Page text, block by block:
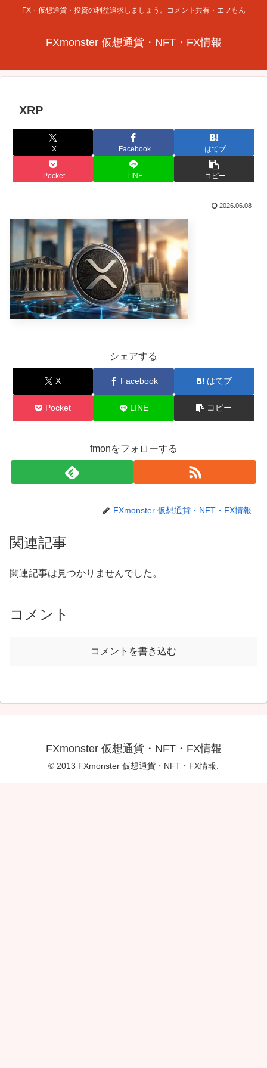
FX・仮想通貨・投資の利益追求しましょう。コメント共有・エフもん
FXmonster 仮想通貨・NFT・FX情報
XRP
X Facebook はてブ
Pocket LINE コピー
2026.06.08
シェアする
X Facebook はてブ
Pocket LINE コピー
fmonをフォローする
FXmonster 仮想通貨・NFT・FX情報
関連記事
関連記事は見つかりませんでした。
コメント
コメントを書き込む
FXmonster 仮想通貨・NFT・FX情報
© 2013 FXmonster 仮想通貨・NFT・FX情報.